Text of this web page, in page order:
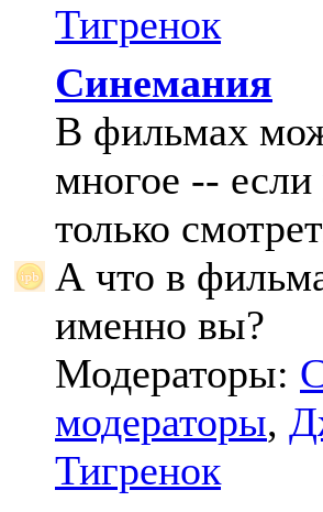
Тигренок
Синемания
В фильмах
многое -- если
только
А что в
именно вы?
Модераторы:
модераторы,
Тигренок